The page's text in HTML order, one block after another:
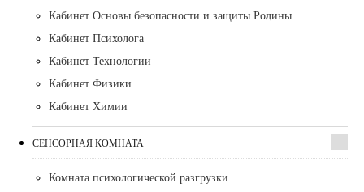
Кабинет Основы безопасности и защиты Родины
Кабинет Психолога
Кабинет Технологии
Кабинет Физики
Кабинет Химии
СЕНСОРНАЯ КОМНАТА
Комната психологической разгрузки